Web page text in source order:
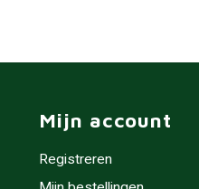
Mijn account
Registreren